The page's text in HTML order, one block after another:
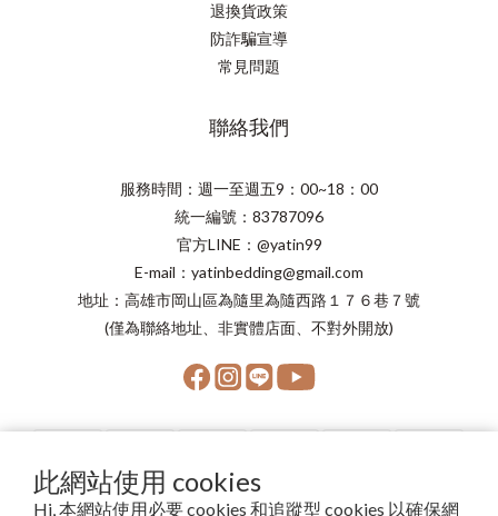
此網站使用 cookies
Hi, 本網站使用必要 cookies 和追蹤型 cookies 以確保網
退換貨政策
防詐騙宣導
常見問題
聯絡我們
服務時間：週一至週五9：00~18：00
統一編號：83787096
官方LINE：@yatin99
E-mail：yatinbedding@gmail.com
地址：高雄市岡山區為隨里為隨西路１７６巷７號
(僅為聯絡地址、非實體店面、不對外開放)